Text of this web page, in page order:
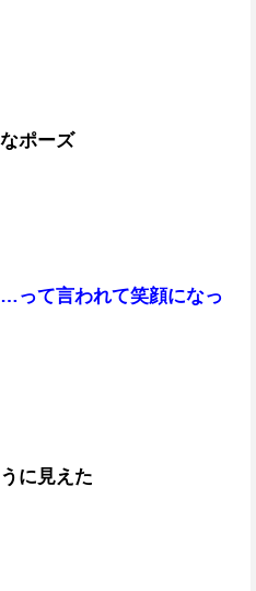
ポーズ
って言われて笑顔になっ
に見えた